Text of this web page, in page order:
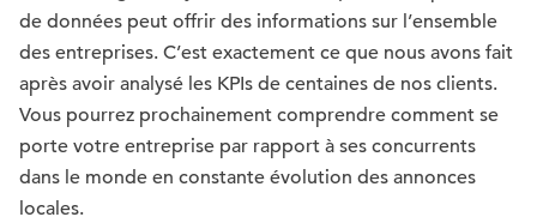
de données peut offrir des informations sur l’ensemble
des entreprises. C’est exactement ce que nous avons fait
après avoir analysé les KPIs de centaines de nos clients.
Vous pourrez prochainement comprendre comment se
porte votre entreprise par rapport à ses concurrents
dans le monde en constante évolution des annonces
locales.